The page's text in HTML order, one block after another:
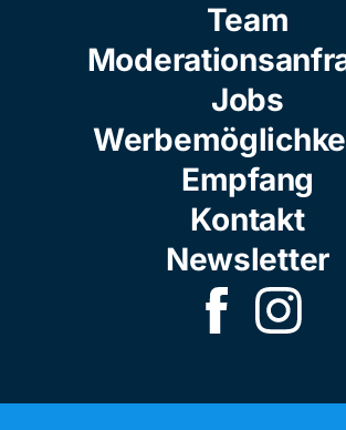
Team
Jobs
Empfang
Kontakt
Newsletter